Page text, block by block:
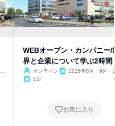
WEBオープン・カンパニー/
界と企業について学ぶ2時間
オンライン
2026年8月・9月・
1日
お気に入り